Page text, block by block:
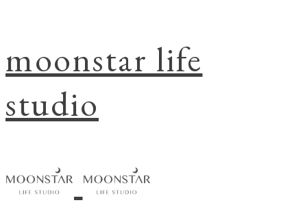
moonstar life
studio